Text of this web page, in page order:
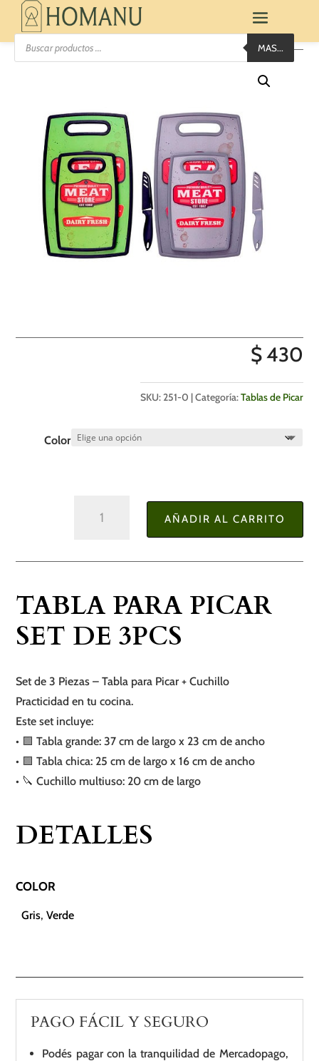
Búsqueda
productos
MAS...
$430
SKU:251-0 Categoría:Tablas de Picar
Color
Set
3Pcs
cantidad
AÑADIR AL CARRITO
TABLA PARA PICAR
SET DE 3PCS
Set de 3 Piezas – Tabla para Picar + Cuchillo
Practicidad en tu cocina.
Este set incluye:
• 🟪 Tabla grande: 37 cm de largo x 23 cm de ancho
• 🟪 Tabla chica: 25 cm de largo x 16 cm de ancho
• 🔪 Cuchillo multiuso: 20 cm de largo
DETALLES
COLOR
Gris,Verde
PAGO FÁCIL Y SEGURO
Podés pagar con la tranquilidad de Mercadopago,